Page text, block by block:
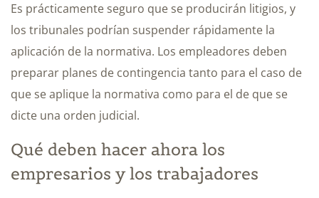
Es prácticamente seguro que se producirán litigios, y
los tribunales podrían suspender rápidamente la
aplicación de la normativa. Los empleadores deben
preparar planes de contingencia tanto para el caso de
que se aplique la normativa como para el de que se
dicte una orden judicial.
Qué deben hacer ahora los
empresarios y los trabajadores